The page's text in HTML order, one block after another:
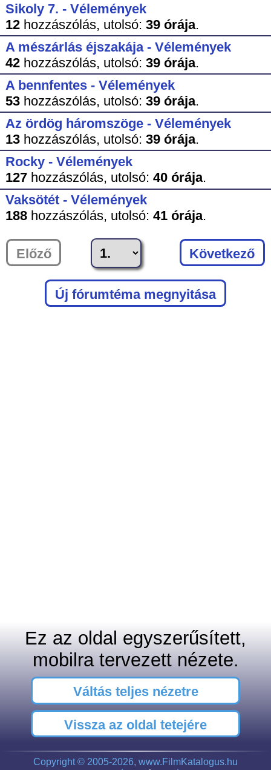
Sikoly 7. - Vélemények
12hozzászólás, utolsó: 39 órája.
A mészárlás éjszakája - Vélemények
42hozzászólás, utolsó: 39 órája.
A bennfentes - Vélemények
53hozzászólás, utolsó: 39 órája.
Az ördög háromszöge - Vélemények
13hozzászólás, utolsó: 39 órája.
Rocky - Vélemények
127hozzászólás, utolsó: 40 órája.
Vaksötét - Vélemények
188hozzászólás, utolsó: 41 órája.
Előző Következő
Új fórumtéma megnyitása
Ez az oldal egyszerűsített,
mobilra tervezett nézete.
Váltás teljes nézetre
Vissza az oldal tetejére
Copyright © 2005-2026, www.FilmKatalogus.hu